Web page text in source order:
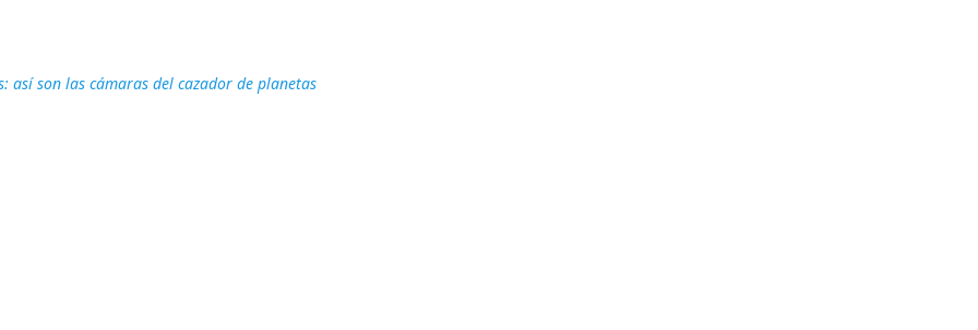
así son las cámaras del cazador de planetas